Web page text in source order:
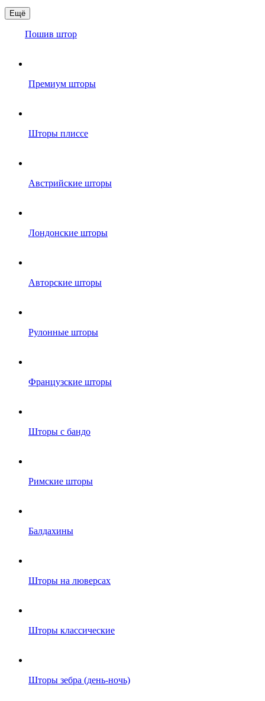
Ещё
Пошив штор
Премиум шторы
Шторы плиссе
Австрийские шторы
Лондонские шторы
Авторские шторы
Рулонные шторы
Французские шторы
Шторы с бандо
Римские шторы
Балдахины
Шторы на люверсах
Шторы классические
Шторы зебра (день-ночь)